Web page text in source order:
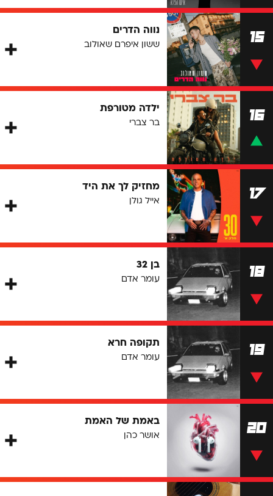
15 נווה הדרים
ששון איפרם שאולוב
16 ילדה מטורפת
בר צברי
17 מחזיק לך את היד
אייל גולן
18 בן 32
עומר אדם
19 תקופה חרא
עומר אדם
20 באמת של האמת
אושר כהן